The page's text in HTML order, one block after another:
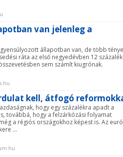
van jelenleg a
állapotban van, de több
ráta az első negyedévben 12 százalék
sem számít kiugrónak.
kell, átfogó
hogy egy százalékra apadt a
továbbá, hogy a felzárkózási folyamat
a régiós országokhoz képest is. Az euró
...